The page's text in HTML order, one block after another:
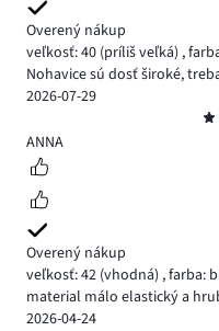
Overený nákup
veľkosť: 40 (príliš veľká) ,
Nohavice sú dosť široké,
2026-07-29
3
ANNA
Overený nákup
veľkosť: 42 (vhodná) ,farba:
material málo elastický a
2026-04-24